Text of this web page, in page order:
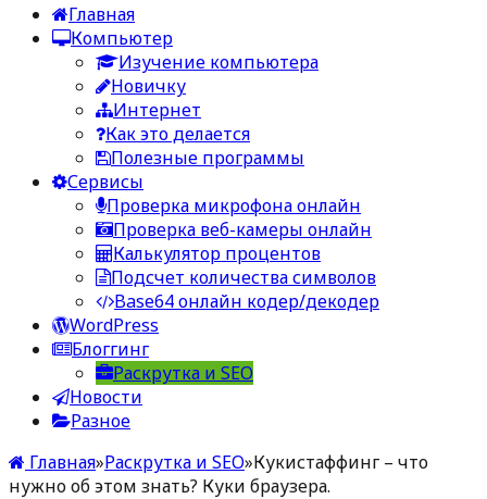
Главная
Компьютер
Изучение компьютера
Новичку
Интернет
Как это делается
Полезные программы
Сервисы
Проверка микрофона онлайн
Проверка веб-камеры онлайн
Калькулятор процентов
Подсчет количества символов
Base64 онлайн кодер/декодер
WordPress
Блоггинг
Раскрутка и SEO
Новости
Разное
Главная»Раскрутка и SEO»Кукистаффинг – что
нужно об этом знать? Куки браузера.